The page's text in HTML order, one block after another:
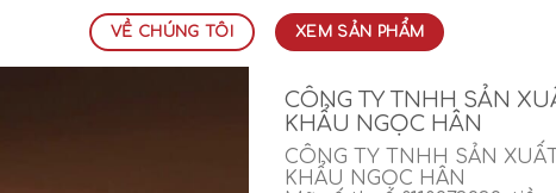
VỀ CHÚNG TÔI XEM SẢN PHẨM
CÔNG TY TNHH SẢN
KHẨU NGỌC HÂN
CÔNG TY TNHH SẢN
KHẨU NGỌC HÂN